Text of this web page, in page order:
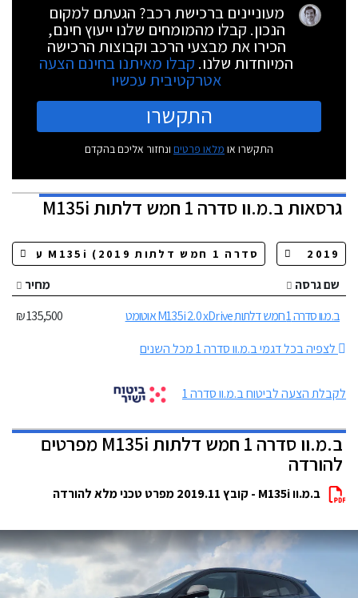
מעוניינים ברכישת רכב? הגעתם למקום
הנכון. קבלו מהמומחים שלנו ייעוץ חינם,
הכירו את מבצעי הרכב וקבוצות הרכישה
המיוחדות שלנו. קבלו מאיתנו בחינם הצעה
אטרקטיבית עכשיו
התקשרו
התקשרו או מלאו פרטים ונחזור אליכם בהקדם
גרסאותב.מ.וו סדרה 1 חמש דלתות M135i
שם גרסה
מחיר
ב.מ.וו סדרה 1 חמש דלתות M135i 2.0 xDrive אוטומט
135,500 ₪
לצפיה בכל דגמי ב.מ.וו סדרה 1 מכל השנים
לקבלת הצעה לביטוח ב.מ.וו סדרה 1
ב.מ.וו סדרה 1 חמש דלתות M135i מפרטים
להורדה
ב.מ.וו M135i - קובץ 2019.11 מפרט טכני מלא להורדה